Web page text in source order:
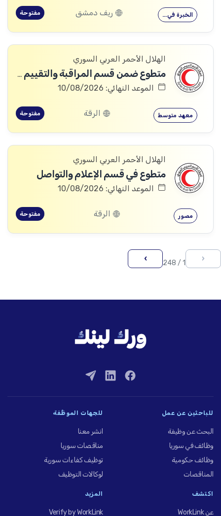
الخبرة في… ريف دمشق مفتوحة
الهلال الأحمر العربي السوري
متطوع ضمن قسم المراقبة والتقييم والتعلم (MEAL)
الموعد النهائي: 10/08/2026
معهد متوسط الرقة مفتوحة
الهلال الأحمر العربي السوري
متطوع في قسم الإعلام والتواصل
الموعد النهائي: 10/08/2026
مصور الرقة مفتوحة
‹
1 / 248
›
للباحثين عن عمل
البحث عن وظيفة
وظائف في سوريا
وظائف حكومية
المناقصات
للجهات الموظِّفة
انشر معنا
مناقصات سوريا
توظيف كفاءات سورية
لوكالات التوظيف
اكتشف
عن WorkLink
المزيد
Verify by WorkLink